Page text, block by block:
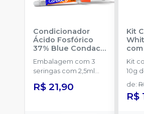
Condicionador
Ácido Fosfórico
37% Blue Condac-
FGM
Embalagem com 3
seringas com 2,5ml
cada uma e 3
ponteiras para
R$ 21,90
Kit
Kit
10g
com
de:
R$